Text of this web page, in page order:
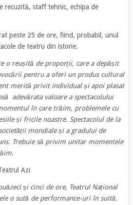
recuzită, staff tehnic, echipa de
peste 25 de ore, fiind, probabil, unul
de teatru din istorie.
o reușită de proporții, care a depășit
pentru a oferi un produs cultural
merită privit individual și apoi plasat
adevărata valoare a spectacolului
în care trăim, problemele cu
și fricile noastre. Spectacolul de la
mondiale și a gradului de
Trebuie să privim unitar momentele
Azi
și cinci de ore, Teatrul Național
o sută de performance-uri în suită.